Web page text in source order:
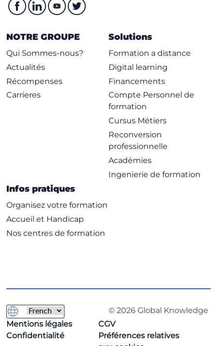
NOTRE GROUPE
Qui Sommes-nous?
Actualités
Récompenses
Carrieres
Solutions
Formation a distance
Digital learning
Financements
Compte Personnel de
formation
Cursus Métiers
Reconversion
professionnelle
Académies
Ingenierie de formation
Infos pratiques
Organisez votre formation
Accueil et Handicap
Nos centres de formation
© 2026 Global Knowledge
Mentions légales
CGV
Confidentialité
Préférences relatives